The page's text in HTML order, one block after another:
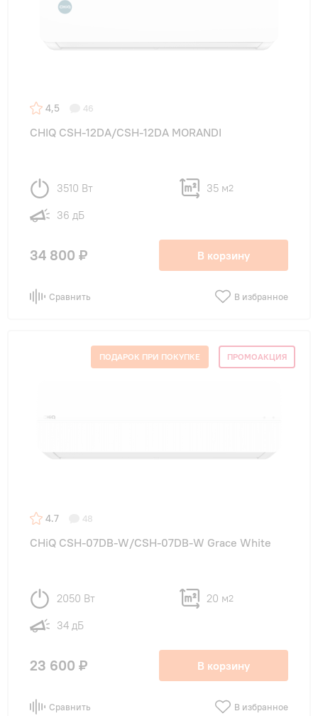
4,5 46
CHIQ CSH-12DA/CSH-12DA MORANDI
3510 Вт 35 м2
36 дБ
34 800 ₽ В корзину
Сравнить В избранное
ПОДАРОК ПРИ ПОКУПКЕ ПРОМОАКЦИЯ
4.7 48
CHiQ CSH-07DB-W/CSH-07DB-W Grace White
2050 Вт 20 м2
34 дБ
23 600 ₽ В корзину
Сравнить В избранное